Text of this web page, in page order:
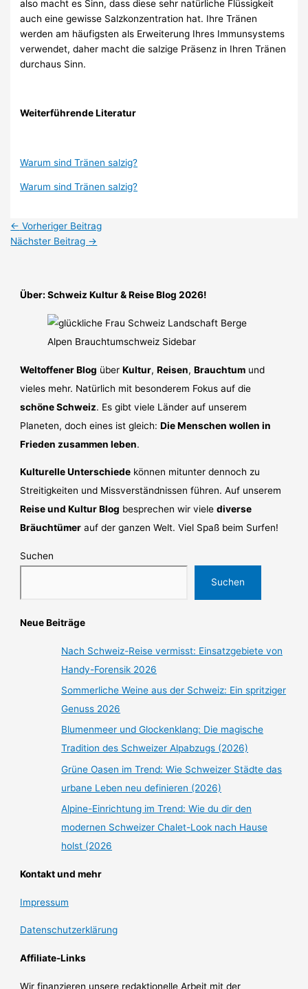
also macht es Sinn, dass diese sehr natürliche Flüssigkeit
auch eine gewisse Salzkonzentration hat. Ihre Tränen
werden am häufigsten als Erweiterung Ihres Immunsystems
verwendet, daher macht die salzige Präsenz in Ihren Tränen
durchaus Sinn.
Weiterführende Literatur
Warum sind Tränen salzig?
Warum sind Tränen salzig?
← Vorheriger Beitrag
Nächster Beitrag →
Über: Schweiz Kultur & Reise Blog 2026!
Weltoffener Blog überKultur,Reisen,Brauchtum und
vieles mehr. Natürlich mit besonderem Fokus auf die
schöne Schweiz. Es gibt viele Länder auf unserem
Planeten, doch eines ist gleich:Die Menschen wollen in
Frieden zusammen leben.
Kulturelle Unterschiede können mitunter dennoch zu
Streitigkeiten und Missverständnissen führen. Auf unserem
Reise und Kultur Blog besprechen wir vielediverse
Bräuchtümer auf der ganzen Welt. Viel Spaß beim Surfen!
Suchen
Suchen
Neue Beiträge
Nach Schweiz-Reise vermisst: Einsatzgebiete von
Handy-Forensik 2026
Sommerliche Weine aus der Schweiz: Ein spritziger
Genuss 2026
Blumenmeer und Glockenklang: Die magische
Tradition des Schweizer Alpabzugs (2026)
Grüne Oasen im Trend: Wie Schweizer Städte das
urbane Leben neu definieren (2026)
Alpine-Einrichtung im Trend: Wie du dir den
modernen Schweizer Chalet-Look nach Hause
holst (2026
Kontakt und mehr
Impressum
Datenschutzerklärung
Affiliate-Links
Wir finanzieren unsere redaktionelle Arbeit mit der